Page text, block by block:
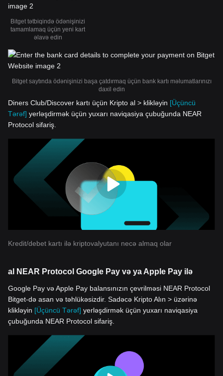
Bitget tətbiqində ödənişinizi
tamamlamaq üçün yeni kart
əlavə edin
Bitget saytında ödənişinizi başa çatdırmaq üçün bank kartı məlumatlarınızı
daxil edin
Diners Club/Discover kartı üçün Kripto al > klikləyin [Üçüncü
Tərəf] yerləşdirmək üçün yuxarı naviqasiya çubuğunda NEAR
Protocol sifariş.
Kredit/debet kartı ilə kriptovalyutanı necə almaq olar
al NEAR Protocol Google Pay və ya Apple Pay ilə
Google Pay və Apple Pay balansınızın çevrilməsi NEAR Protocol
Bitget-də asan və təhlükəsizdir. Sadəcə Kripto Alın > üzərinə
klikləyin [Üçüncü Tərəf] yerləşdirmək üçün yuxarı naviqasiya
çubuğunda NEAR Protocol sifariş.